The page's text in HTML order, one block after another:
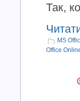
Так,
MS
Office